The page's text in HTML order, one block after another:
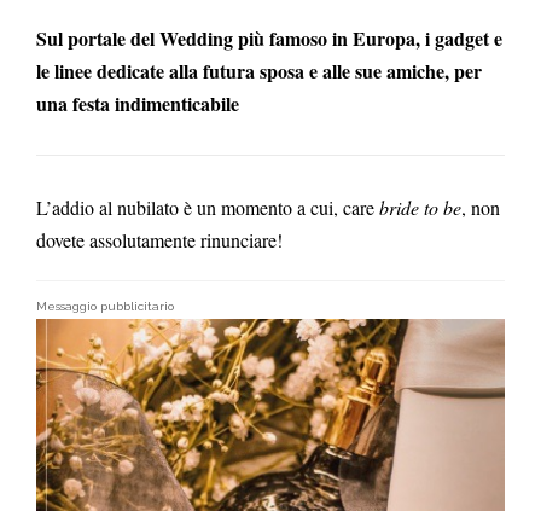
Sul portale del Wedding più famoso in Europa, i gadget e
le linee dedicate alla futura sposa e alle sue amiche, per
una festa indimenticabile
L’addio al nubilato è un momento a cui, carebride to be, non
dovete assolutamente rinunciare!
Messaggio pubblicitario